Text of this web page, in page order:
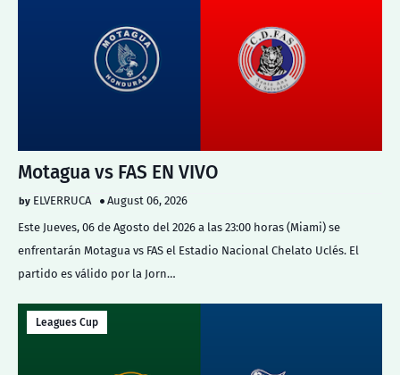
Motagua vs FAS EN VIVO
ELVERRUCA
August 06, 2026
Este Jueves, 06 de Agosto del 2026 a las 23:00 horas (Miami) se
enfrentarán Motagua vs FAS el Estadio Nacional Chelato Uclés. El
partido es válido por la Jorn…
Leagues Cup